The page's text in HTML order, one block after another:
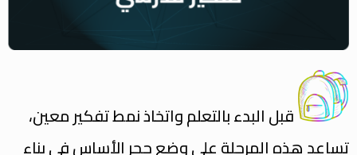
قبل البدء بالتعلم واتخاذ نمط تفكير معين،
تساعد هذه المرحلة على وضع حجر الأساس في بناء